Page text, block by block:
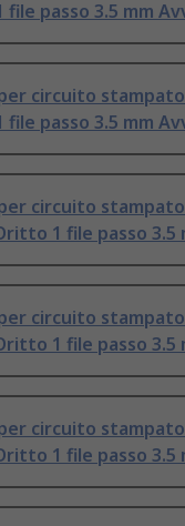
file passo 3.5 mm
circuito
file passo 3.5 mm
circuito
1 file passo 3.5
circuito
1 file passo 3.5
circuito
1 file passo 3.5